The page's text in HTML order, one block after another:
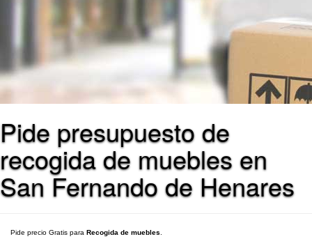
Pide presupuesto de
recogida de muebles en
San Fernando de Henares
Pide precio Gratis para Recogida de muebles